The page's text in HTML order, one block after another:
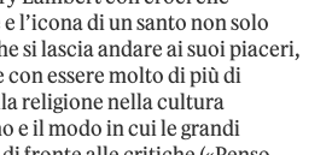
l’icona di un santo non solo
si lascia andare ai suoi piaceri,
essere molto di più di
religione nella cultura
e il modo in cui le grandi